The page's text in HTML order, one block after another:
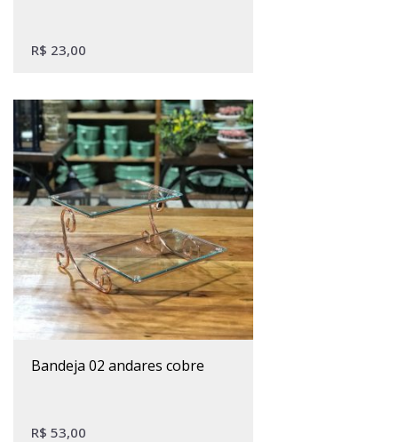
R$ 23,00
bandeja 02 andares cobre
R$ 53,00